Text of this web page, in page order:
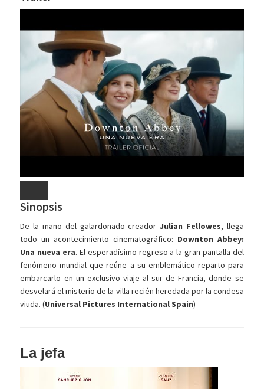
Sinopsis
De la mano del galardonado creadorJulian Fellowes, llega
todo un acontecimiento cinematográfico: Downton Abbey:
Una nueva era. El esperadísimo regreso a la gran pantalla del
fenómeno mundial que reúne a su emblemático reparto para
embarcarlo en un exclusivo viaje al sur de Francia, donde se
desvelará el misterio de la villa recién heredada por la condesa
viuda. (Universal Pictures International Spain)
La jefa